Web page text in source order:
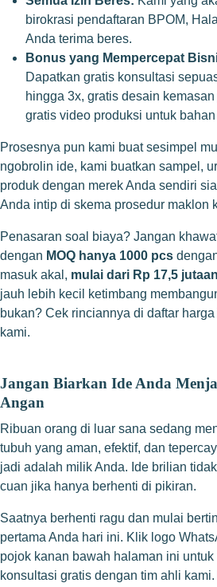
birokrasi pendaftaran BPOM,
Anda terima beres.
Bonus yang Mempercepat
Dapatkan gratis konsultasi
hingga 3x, gratis desain
gratis video produksi untuk
Prosesnya pun kami buat sesimpel
ngobrolin ide, kami buatkan sampel,
produk dengan merek Anda sendiri
Anda intip di skema prosedur maklon
Penasaran soal biaya? Jangan
dengan MOQ hanya 1000 pcs
masuk akal, mulai dari Rp 17,5 jutaan
jauh lebih kecil ketimbang
bukan? Cek rinciannya di daftar
kami.
Jangan Biarkan Ide Anda
Angan
Ribuan orang di luar sana sedang
tubuh yang aman, efektif, dan
jadi adalah milik Anda. Ide brilian
cuan jika hanya berhenti di pikiran.
Saatnya berhenti ragu dan mulai
pertama Anda hari ini. Klik logo
pojok kanan bawah halaman ini untuk
konsultasi gratis dengan tim ahli